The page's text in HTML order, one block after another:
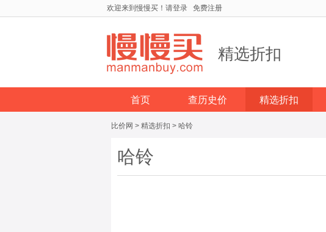
欢迎来到慢慢买！ 请登录 免费注册
精选折扣
首页 查历史价 精选折扣
比价网 > 精选折扣 > 哈铃
哈铃